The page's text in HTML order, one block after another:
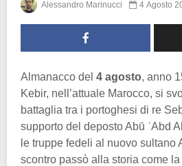
Alessandro Marinucci 4 Agosto
Almanacco del 4 agosto, anno
Kebir, nell’attuale Marocco, si
battaglia tra i portoghesi di re
supporto del deposto Abū ʿAbd
le truppe fedeli al nuovo sultano
scontro passò alla storia come la